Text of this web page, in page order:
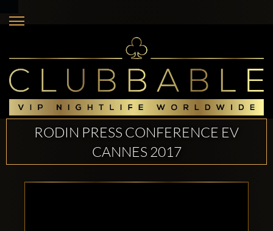
RODIN PRESS CONFERENCE EV
CANNES 2017